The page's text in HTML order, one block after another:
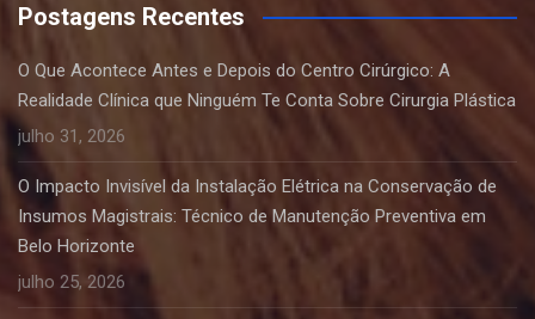
Postagens Recentes
O Que Acontece Antes e Depois do Centro Cirúrgico: A
Realidade Clínica que Ninguém Te Conta Sobre Cirurgia Plástica
julho 31, 2026
O Impacto Invisível da Instalação Elétrica na Conservação de
Insumos Magistrais: Técnico de Manutenção Preventiva em
Belo Horizonte
julho 25, 2026